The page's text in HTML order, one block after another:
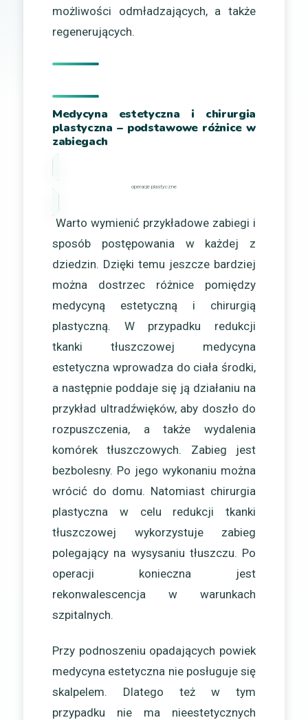
możliwości odmładzających, a także
regenerujących.
Medycyna estetyczna i chirurgia
plastyczna – podstawowe różnice w
zabiegach
operacje plastyczne
Warto wymienić przykładowe zabiegi i
sposób postępowania w każdej z
dziedzin. Dzięki temu jeszcze bardziej
można dostrzec różnice pomiędzy
medycyną estetyczną i chirurgią
plastyczną. W przypadku redukcji
tkanki tłuszczowej medycyna
estetyczna wprowadza do ciała środki,
a następnie poddaje się ją działaniu na
przykład ultradźwięków, aby doszło do
rozpuszczenia, a także wydalenia
komórek tłuszczowych. Zabieg jest
bezbolesny. Po jego wykonaniu można
wrócić do domu. Natomiast chirurgia
plastyczna w celu redukcji tkanki
tłuszczowej wykorzystuje zabieg
polegający na wysysaniu tłuszczu. Po
operacji konieczna jest
rekonwalescencja w warunkach
szpitalnych.
Przy podnoszeniu opadających powiek
medycyna estetyczna nie posługuje się
skalpelem. Dlatego też w tym
przypadku nie ma nieestetycznych